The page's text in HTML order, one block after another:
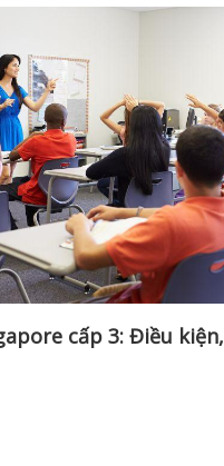
cấp 3: Điều